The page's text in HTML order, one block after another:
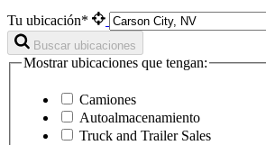
Tu ubicación*
Buscar ubicaciones
Mostrar ubicaciones que tengan:
Camiones
Autoalmacenamiento
Truck and Trailer Sales